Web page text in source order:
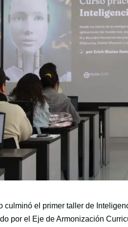
culminó el primer taller de
por el Eje de Armonización